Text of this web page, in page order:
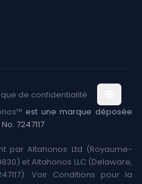
est une marque déposée
7247117
de confidentialité
par Altahonos Ltd (Royaume-
et Altahonos LLC (Delaware,
Voir Conditions pour la